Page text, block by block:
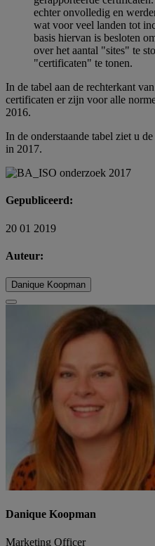
echter onvolledig en
wat voor veel landen tot
basis hiervan is besloten
over het aantal "sites" te
"certificaten" te tonen.
In de tabel aan de rechterkant
certificaten er zijn voor alle
2016.
In de onderstaande tabel ziet u
in 2017.
Gepubliceerd:
20 01 2019
Auteur:
Danique Koopman
Danique Koopman
Marketing Officer